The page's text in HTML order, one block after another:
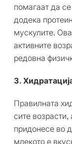
помагаат да
додека
мускулите.
активните
редовна
3.
Правилната
сите
придонесе во
млекото е